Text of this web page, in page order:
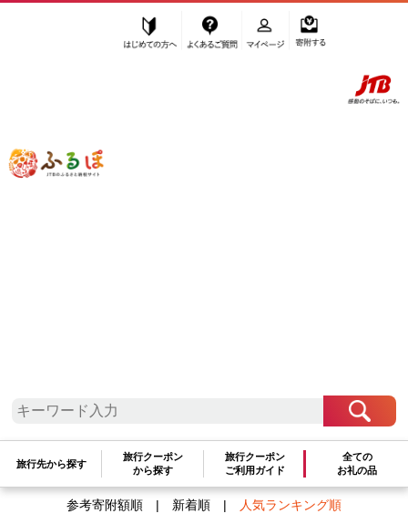
ふるぽ JTBのふるさと納税サイト
旅行先から探す
旅行クーポン
から探す
旅行クーポン
ご利用ガイド
全ての
お礼の品
「ふるさと納税」TOP
検索結果一覧 1～3件 / 全3件
参考寄附額順| 新着順| 人気ランキング順